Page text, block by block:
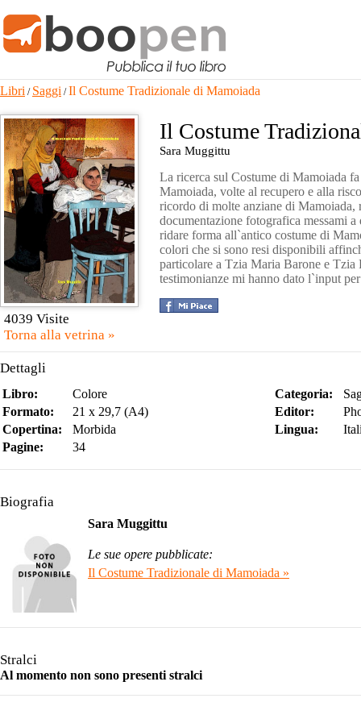
Libri / Saggi /Il Costume Tradizionale di Mamoiada
4039 Visite
Torna alla vetrina »
Il Costume
Sara Muggittu
La ricerca sul Costume di Mamoiada
Mamoiada, volte al recupero e alla
ricordo di molte anziane di Mamoiada,
documentazione fotografica messami
ridare forma all`antico costume di
colori che si sono resi disponibili
particolare a Tzia Maria Barone e Tzia
testimonianze mi hanno dato l`input
Dettagli
Libro:
Colore
Formato:
21 x 29,7 (A4)
Copertina:
Morbida
Pagine:
34
Categoria:
Editor:
Lingua:
Biografia
Sara Muggittu
Le sue opere pubblicate:
Il Costume Tradizionale di Mamoiada »
Stralci
Al momento non sono presenti stralci